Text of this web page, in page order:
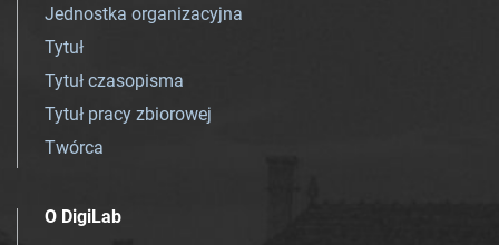
Jednostka organizacyjna
Tytuł
Tytuł czasopisma
Tytuł pracy zbiorowej
Twórca
O DigiLab